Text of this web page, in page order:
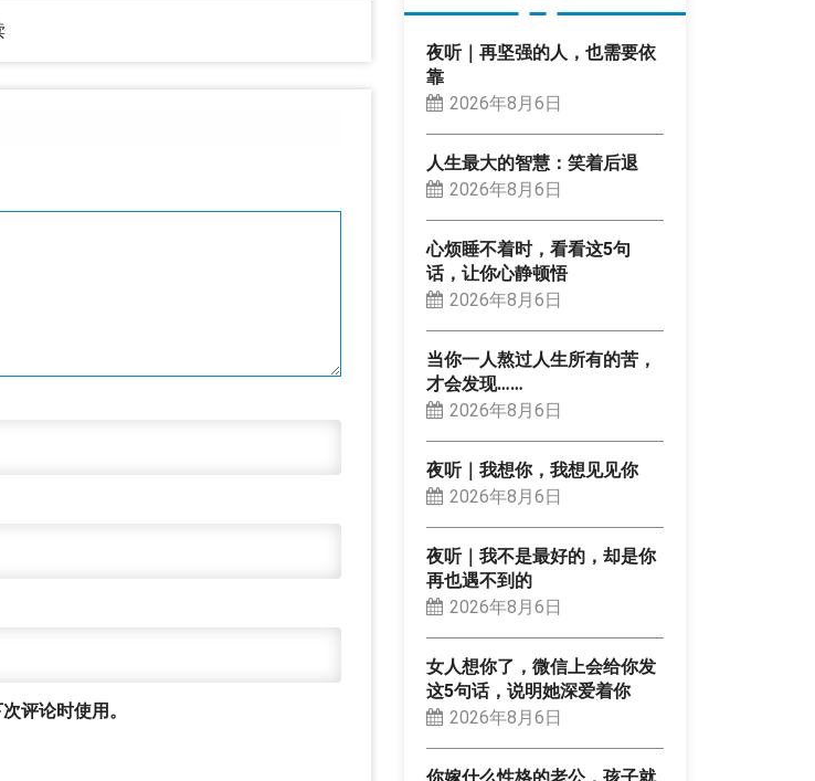
评论时使用。
夜听｜再坚强的人，也需要依
靠
2026年8月6日
人生最大的智慧：笑着后退
2026年8月6日
心烦睡不着时，看看这5句
话，让你心静顿悟
2026年8月6日
当你一人熬过人生所有的苦，
才会发现……
2026年8月6日
夜听｜我想你，我想见见你
2026年8月6日
夜听｜我不是最好的，却是你
再也遇不到的
2026年8月6日
女人想你了，微信上会给你发
这5句话，说明她深爱着你
2026年8月6日